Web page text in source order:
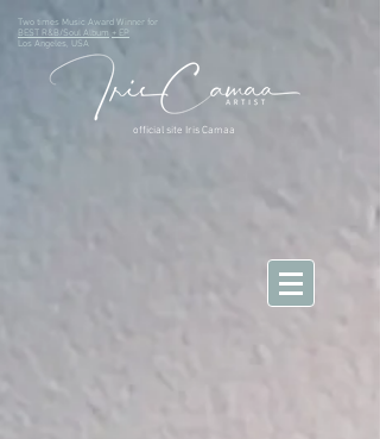
official site Iris Camaa
Two times Music Award Winner for
BEST R&B/Soul Album + EP
Los Angeles, USA